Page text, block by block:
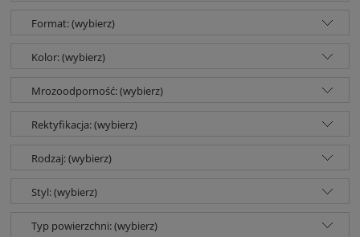
Format: (wybierz)
Kolor: (wybierz)
Mrozoodporność: (wybierz)
Rektyfikacja: (wybierz)
Rodzaj: (wybierz)
Styl: (wybierz)
Typ powierzchni: (wybierz)